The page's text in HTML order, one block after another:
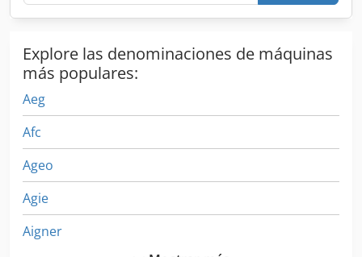
Explore las denominaciones de máquinas
más populares:
Aeg
Afc
Ageo
Agie
Aigner